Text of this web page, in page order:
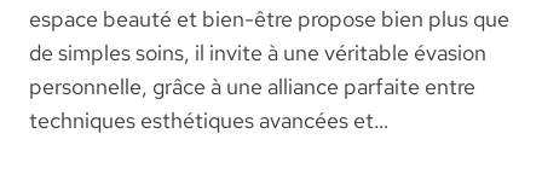
espace beauté et bien-être propose bien plus que
de simples soins, il invite à une véritable évasion
personnelle, grâce à une alliance parfaite entre
techniques esthétiques avancées et…